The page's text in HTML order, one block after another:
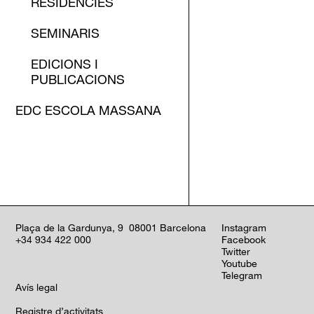
SEMINARIS
EDICIONS I
PUBLICACIONS
EDC ESCOLA MASSANA
Plaça de la Gardunya, 9 08001 Barcelona
+34 934 422 000
Avís legal
Registre d’activitats
Instagram
Facebook
Twitter
Youtube
Telegram